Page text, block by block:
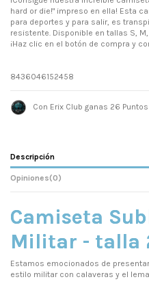
hard or die!" impreso en ella! Esta
para deportes y para salir, es
resistente. Disponible en tallas S, M,
¡Haz clic en el botón de compra y
8436046152458
Con Erix Club ganas 26
Descripción
Opiniones(0)
Camiseta
Militar - talla
Estamos emocionados de
estilo militar con calaveras y el